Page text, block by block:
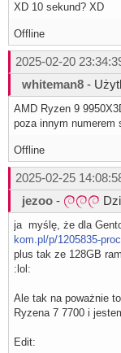
XD 10 sekund? XD
Offline
2025-02-20
whiteman8 -
AMD Ryzen 9
poza innym numerem
Offline
2025-02-25
jezoo -
ja myślę, że dla
kom.pl/p/1205835-
plus tak ze 128GB
:lol:
Ale tak na poważnie
Ryzena 7 7700 i
Edit: